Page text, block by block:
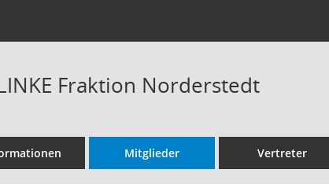
Fraktion Norderstedt
Mitglieder Vertreter